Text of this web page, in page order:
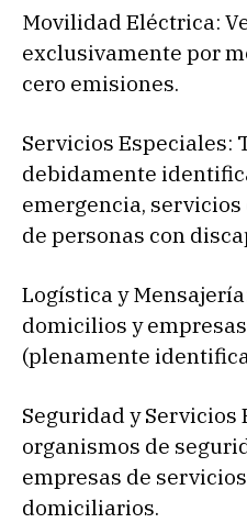
Movilidad Eléctrica:
exclusivamente por
cero emisiones.
Servicios Especiales:
debidamente
emergencia,
de personas con
Logística y
domicilios y
(plenamente
Seguridad y Servicios
organismos de
empresas de
domiciliarios.